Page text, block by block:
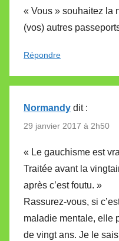
« Vous » souhaitez la
(vos) autres
Répondre
Normandy dit :
29 janvier 2017 à 2h50
« Le gauchisme est
Traitée avant la
après c’est foutu. »
Rassurez-vous, si
maladie mentale, elle
de vingt ans. Je le